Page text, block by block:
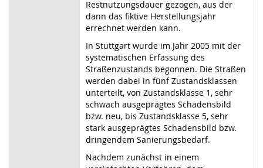
Restnutzungsdauer gezogen, aus der
dann das fiktive Herstellungsjahr
errechnet werden kann.
In Stuttgart wurde im Jahr 2005 mit der
systematischen Erfassung des
Straßenzustands begonnen. Die Straßen
werden dabei in fünf Zustandsklassen
unterteilt, von Zustandsklasse 1, sehr
schwach ausgeprägtes Schadensbild
bzw. neu, bis Zustandsklasse 5, sehr
stark ausgeprägtes Schadensbild bzw.
dringendem Sanierungsbedarf.
Nachdem zunächst in einem